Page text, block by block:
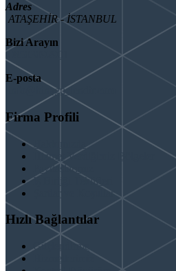
Adres
ATAŞEHİR - İSTANBUL
Bizi Arayın
E-posta
info@binaguclendir.com
Firma Profili
Hakkımızda
Hizmet Verdiğimiz Bölgeler
Paydaşlarımız
İş Birliği Teklifleri
Şartlar ve Koşullar
Hızlı Bağlantılar
Güçlendirme
Hizmetlerimiz